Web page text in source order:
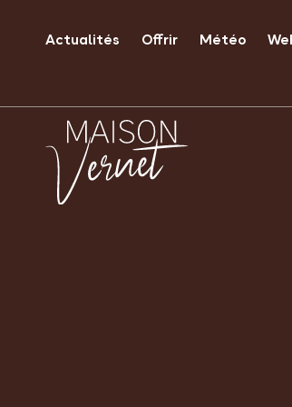
Actualités Offrir Météo